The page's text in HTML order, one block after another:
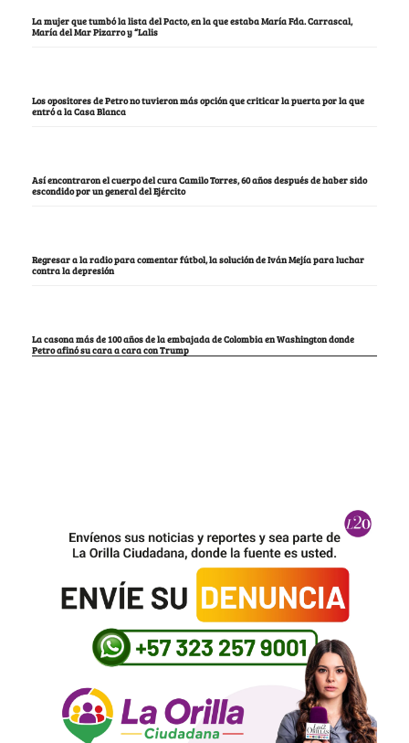
La mujer que tumbó la lista del Pacto, en la que estaba María Fda. Carrascal,
María del Mar Pizarro y “Lalis
Los opositores de Petro no tuvieron más opción que criticar la puerta por la que
entró a la Casa Blanca
Así encontraron el cuerpo del cura Camilo Torres, 60 años después de haber sido
escondido por un general del Ejército
Regresar a la radio para comentar fútbol, la solución de Iván Mejía para luchar
contra la depresión
La casona más de 100 años de la embajada de Colombia en Washington donde
Petro afinó su cara a cara con Trump